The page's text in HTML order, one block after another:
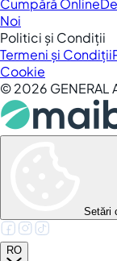
Cumpără Online
Noi
Politici și Condiții
Termeni și Condiții
Cookie
©2026
Setări
RO